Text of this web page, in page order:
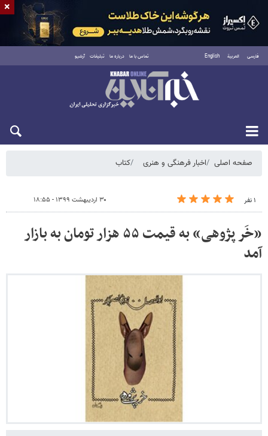
فارسی العربية English تماس با ما درباره ما تبلیغات آرشیو
پنجشنبه ۱۵ مرداد ۱۴۰۵
صفحه اصلی اخبار فرهنگی و هنری کتاب
۱ نفر ۳۰ اردیبهشت ۱۳۹۹ - ۱۸:۵۵
«خَر پژوهی» به قیمت ۵۵ هزار تومان به بازار
آمد
×